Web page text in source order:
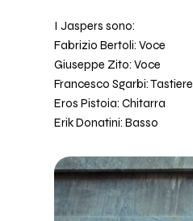
I Jaspers sono:
Fabrizio Bertoli: Voce
Giuseppe Zito: Voce
Francesco Sgarbi: Tastiere
Eros Pistoia: Chitarra
Erik Donatini: Basso